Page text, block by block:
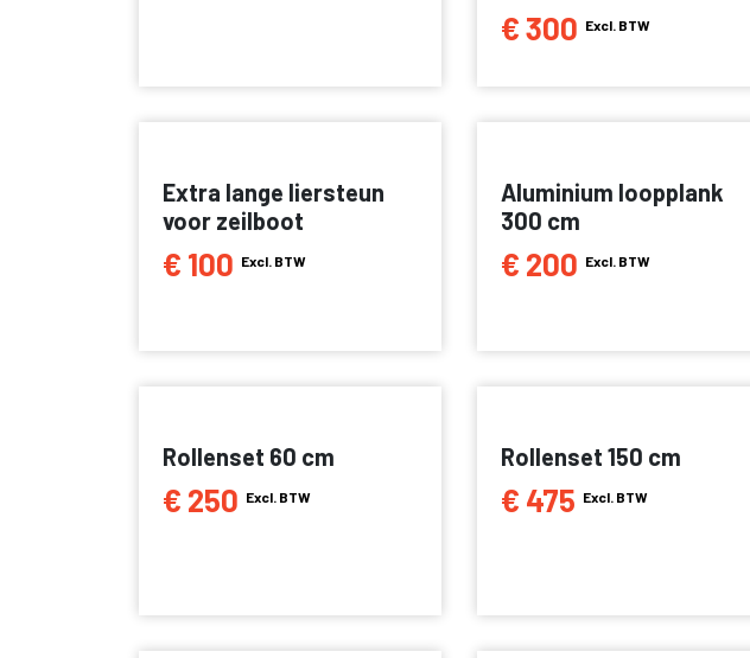
€ 300 Excl. BTW
Extra lange liersteun
voor zeilboot
€ 100 Excl. BTW
Aluminium loopplank
300 cm
€ 200 Excl. BTW
Rollenset 60 cm
€ 250 Excl. BTW
Rollenset 150 cm
€ 475 Excl. BTW